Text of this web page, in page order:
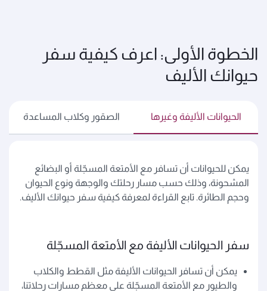
الخطوة الأولى: اعرف كيفية سفر
حيوانك الأليف
الحيوانات الأليفة وغيرها الصقور وكلاب المساعدة
يمكن للحيوانات أن تسافر مع الأمتعة المسجّلة أو البضائع
المشحونة، وذلك حسب مسار رحلتك والوجهة ونوع الحيوان
وحجم الطائرة. تابع القراءة لمعرفة كيفية سفر حيوانك الأليف.
سفر الحيوانات الأليفة مع الأمتعة المسجّلة
يمكن أن تسافر الحيوانات الأليفة مثل القطط والكلاب
والطيور مع الأمتعة المسجّلة على معظم مسارات رحلاتنا،